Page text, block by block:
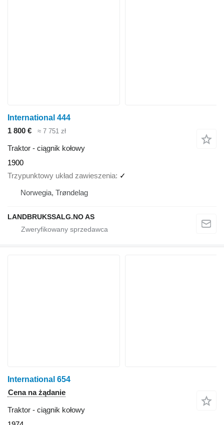
International 444
1 800 €
≈ 7 751 zł
Traktor - ciągnik kołowy
1900
Trzypunktowy układ zawieszenia ✓
Norwegia, Trøndelag
LANDBRUKSSALG.NO AS
International 654
Cena na żądanie
Traktor - ciągnik kołowy